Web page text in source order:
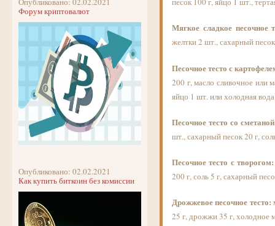
Форум криптовалют
Опубликовано: 02.02.2021
Как купить биткоин без комиссии
Мягкое сладкое песочное
желтки 2 шт., сахарный
Песочное тесто с
200 г, масло сливочное или
яйцо 1 шт. или холодная
Песочное тесто со
шт., сахарный песок 20 г,
Песочное тесто с творогом:
200 г, соль 5 г, сахарный
Дрожжевое песочное тесто:
25 г, дрожжи 35 г, холодное